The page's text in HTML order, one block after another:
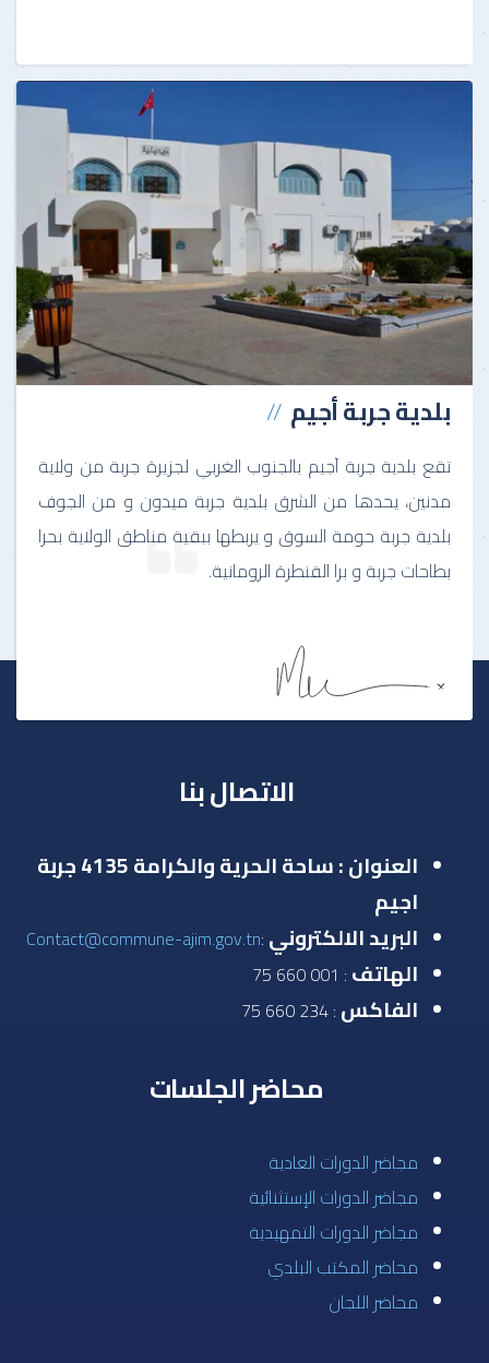
بلدية جربة أجيم
تقع بلدية جربة آجيم بالجنوب الغربي لجزيرة جربة من ولاية
مدنين، يحدها من الشرق بلدية جربة ميدون و من الجوف
بلدية جربة حومة السوق و يربطها ببقية مناطق الولاية بحرا
بطاحات جربة و برا القنطرة الرومانية.
الاتصال بنا
العنوان : ساحة الحرية والكرامة 4135 جربة
اجيم
البريد الالكتروني :
Contact@commune-ajim.gov.tn
الهاتف : 001 660 75
الفاكس : 234 660 75
محاضر الجلسات
مجاضر الدورات العادية
مجاضر الدورات الإستثنائية
مجاضر الدورات التمهيدية
محاضر المكتب البلدي
محاضر اللجان